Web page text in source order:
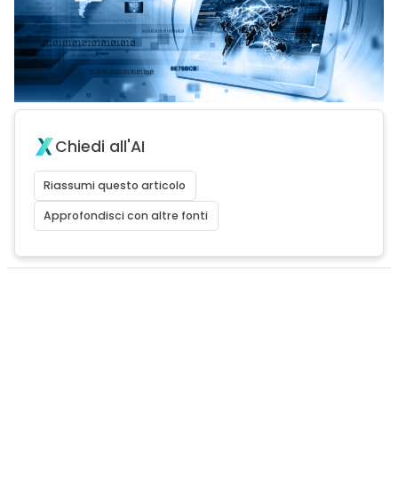
Chiedi all'AI
Riassumi questo articolo
Approfondisci con altre fonti